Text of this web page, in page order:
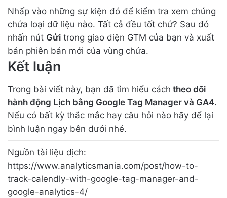
Nhấp vào những sự kiện đó để kiểm tra xem chúng
chứa loại dữ liệu nào. Tất cả đều tốt chứ? Sau đó
nhấn nút Gửi trong giao diện GTM của bạn và xuất
bản phiên bản mới của vùng chứa.
Kết luận
Trong bài viết này, bạn đã tìm hiểu cách theo dõi
hành động Lịch bằng Google Tag Manager và GA4.
Nếu có bất kỳ thắc mắc hay câu hỏi nào hãy để lại
bình luận ngay bên dưới nhé.
Nguồn tài liệu dịch:
https://www.analyticsmania.com/post/how-to-
track-calendly-with-google-tag-manager-and-
google-analytics-4/